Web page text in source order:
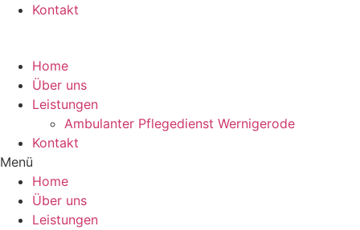
Kontakt
Home
Über uns
Leistungen
Ambulanter Pflegedienst Wernigerode
Kontakt
Menü
Home
Über uns
Leistungen